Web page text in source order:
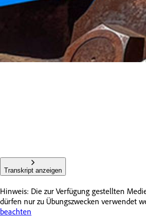
Transkript anzeigen
Hinweis: Die zur Verfügung gestellten
dürfen nur zu Übungszwecken verwendet
beachten